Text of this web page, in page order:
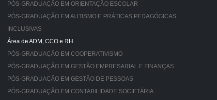
PÓS-GRADUAÇÃO EM ORIENTAÇÃO ESCOLAR
PÓS-GRADUAÇÃO EM AUTISMO E PRÁTICAS PEDAGÓGICAS
INCLUSIVAS
Área de ADM, CCO e RH
PÓS-GRADUAÇÃO EM COOPERATIVISMO
PÓS-GRADUAÇÃO EM GESTÃO EMPRESARIAL E FINANÇAS
PÓS-GRADUAÇÃO EM GESTÃO DE PESSOAS
PÓS-GRADUAÇÃO EM CONTABILIDADE SOCIETÁRIA